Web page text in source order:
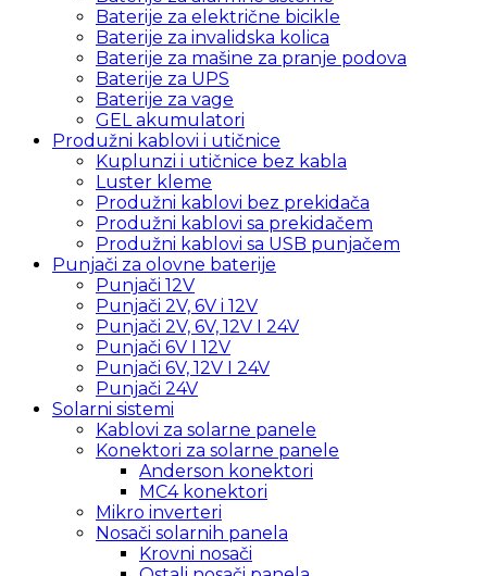
Baterije za električne bicikle
Baterije za invalidska kolica
Baterije za mašine za pranje podova
Baterije za UPS
Baterije za vage
GEL akumulatori
Produžni kablovi i utičnice
Kuplunzi i utičnice bez kabla
Luster kleme
Produžni kablovi bez prekidača
Produžni kablovi sa prekidačem
Produžni kablovi sa USB punjačem
Punjači za olovne baterije
Punjači 12V
Punjači 2V, 6V i 12V
Punjači 2V, 6V, 12V I 24V
Punjači 6V I 12V
Punjači 6V, 12V I 24V
Punjači 24V
Solarni sistemi
Kablovi za solarne panele
Konektori za solarne panele
Anderson konektori
MC4 konektori
Mikro inverteri
Nosači solarnih panela
Krovni nosači